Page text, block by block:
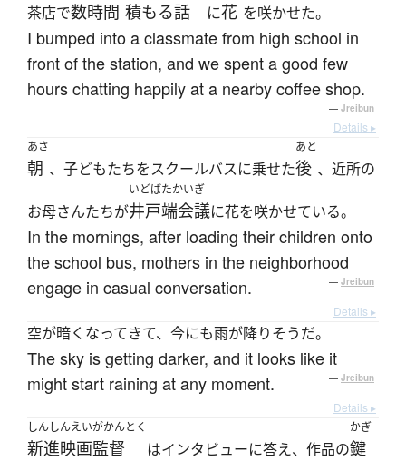
茶店で数時間 積もる話 に花 を咲かせた。
I bumped into a classmate from high school in
front of the station, and we spent a good few
hours chatting happily at a nearby coffee shop.
— Jreibun
Details ▸
あさ
朝 、子どもたちをスクールバスに乗せた
あと
後 、近所の
お母さんたちが
いどばたかいぎ
井戸端会議に花を咲かせている。
In the mornings, after loading their children onto
the school bus, mothers in the neighborhood
engage in casual conversation.
— Jreibun
Details ▸
空が暗くなってきて、今にも雨が降りそうだ。
The sky is getting darker, and it looks like it
might start raining at any moment.
— Jreibun
Details ▸
しんしんえいがかんとく
新進映画監督 はインタビューに答え、作品の
かぎ
鍵